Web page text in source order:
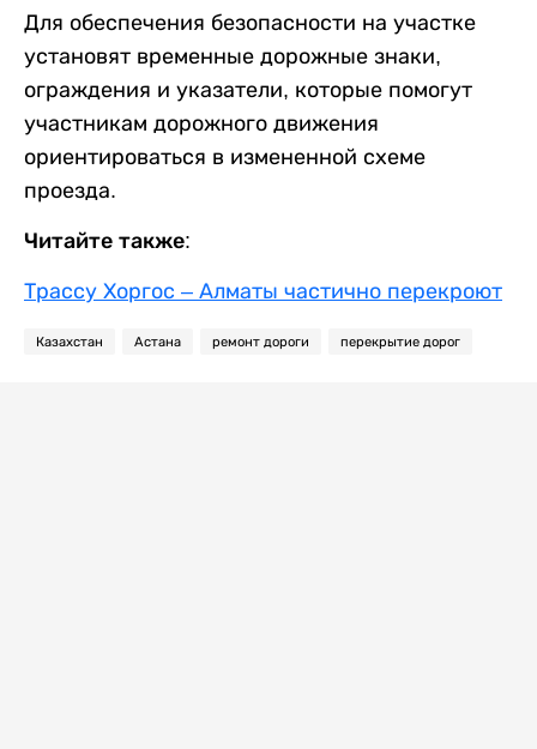
Для обеспечения безопасности на участке
установят временные дорожные знаки,
ограждения и указатели, которые помогут
участникам дорожного движения
ориентироваться в измененной схеме
проезда.
Читайте также:
Трассу Хоргос – Алматы частично перекроют
Казахстан Астана ремонт дороги перекрытие дорог